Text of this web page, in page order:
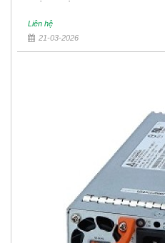
Liên hệ
21-03-2026